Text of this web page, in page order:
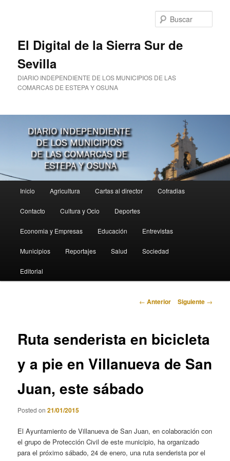
El Digital de la Sierra Sur de
Sevilla
DIARIO INDEPENDIENTE DE LOS MUNICIPIOS DE LAS
COMARCAS DE ESTEPA Y OSUNA
principal
Inicio Agricultura Cartas al director Cofradias
Contacto Cultura y Ocio Deportes
Economia y Empresas Educación Entrevistas
Municipios Reportajes Salud Sociedad
Editorial
Navegación
← Anterior Siguiente →
Ruta senderista en bicicleta
y a pie en Villanueva de San
Juan, este sábado
Posted on21/01/2015
El Ayuntamiento de Villanueva de San Juan, en colaboración con
el grupo de Protección Civil de este municipio, ha organizado
para el próximo sábado, 24 de enero, una ruta senderista por el